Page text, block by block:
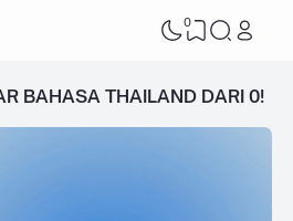
0
BAHASA THAILAND DARI 0!